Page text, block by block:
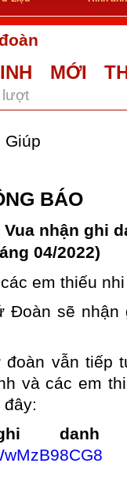
MỚI
lượt
BÁO
nhận ghi
04/2022)
em thiếu
Đoàn sẽ nhận
vẫn tiếp
và các em
danh